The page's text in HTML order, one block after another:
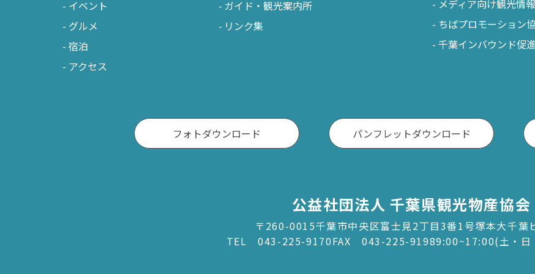
イベント
グルメ
宿泊
アクセス
ガイド・観光案内所
リンク集
メディア向け観光情報
ちばプロモーション
千葉インバウンド促
フォトダウンロード パンフレットダウンロード
公益社団法人 千葉県観光物産協会
〒260-0015千葉市中央区富士見2丁目3番1号塚本大千葉
TEL043-225-9170FAX 043-225-91989:00~17:00(土・日